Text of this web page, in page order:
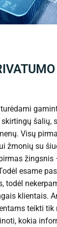
šalių,
Visų
žmonių su
esame
todėl
klientais.
teikti
kokia